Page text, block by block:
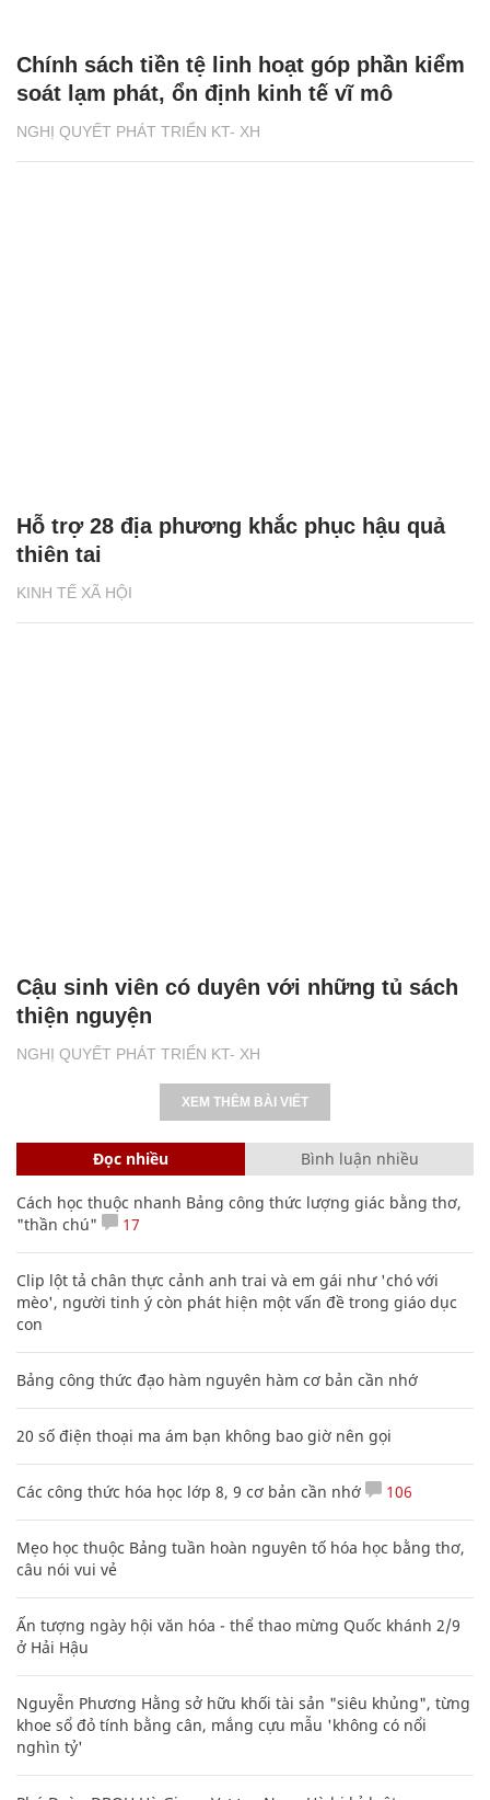
NGHỊ QUYẾT PHÁT TRIỂN KT- XH
Chính sách tiền tệ linh hoạt góp phần kiểm
soát lạm phát, ổn định kinh tế vĩ mô
KINH TẾ XÃ HỘI
Hỗ trợ 28 địa phương khắc phục hậu quả
thiên tai
NGHỊ QUYẾT PHÁT TRIỂN KT- XH
Cậu sinh viên có duyên với những tủ sách
thiện nguyện
XEM THÊM BÀI VIẾT
Đọc nhiều Bình luận nhiều
Cách học thuộc nhanh Bảng công thức lượng giác bằng thơ,
"thần chú"
17
Clip lột tả chân thực cảnh anh trai và em gái như 'chó với
mèo', người tinh ý còn phát hiện một vấn đề trong giáo dục
con
Bảng công thức đạo hàm nguyên hàm cơ bản cần nhớ
20 số điện thoại ma ám bạn không bao giờ nên gọi
Các công thức hóa học lớp 8, 9 cơ bản cần nhớ 106
Mẹo học thuộc Bảng tuần hoàn nguyên tố hóa học bằng thơ,
câu nói vui vẻ
Ấn tượng ngày hội văn hóa - thể thao mừng Quốc khánh 2/9
ở Hải Hậu
Nguyễn Phương Hằng sở hữu khối tài sản "siêu khủng", từng
khoe sổ đỏ tính bằng cân, mắng cựu mẫu 'không có nổi
nghìn tỷ'